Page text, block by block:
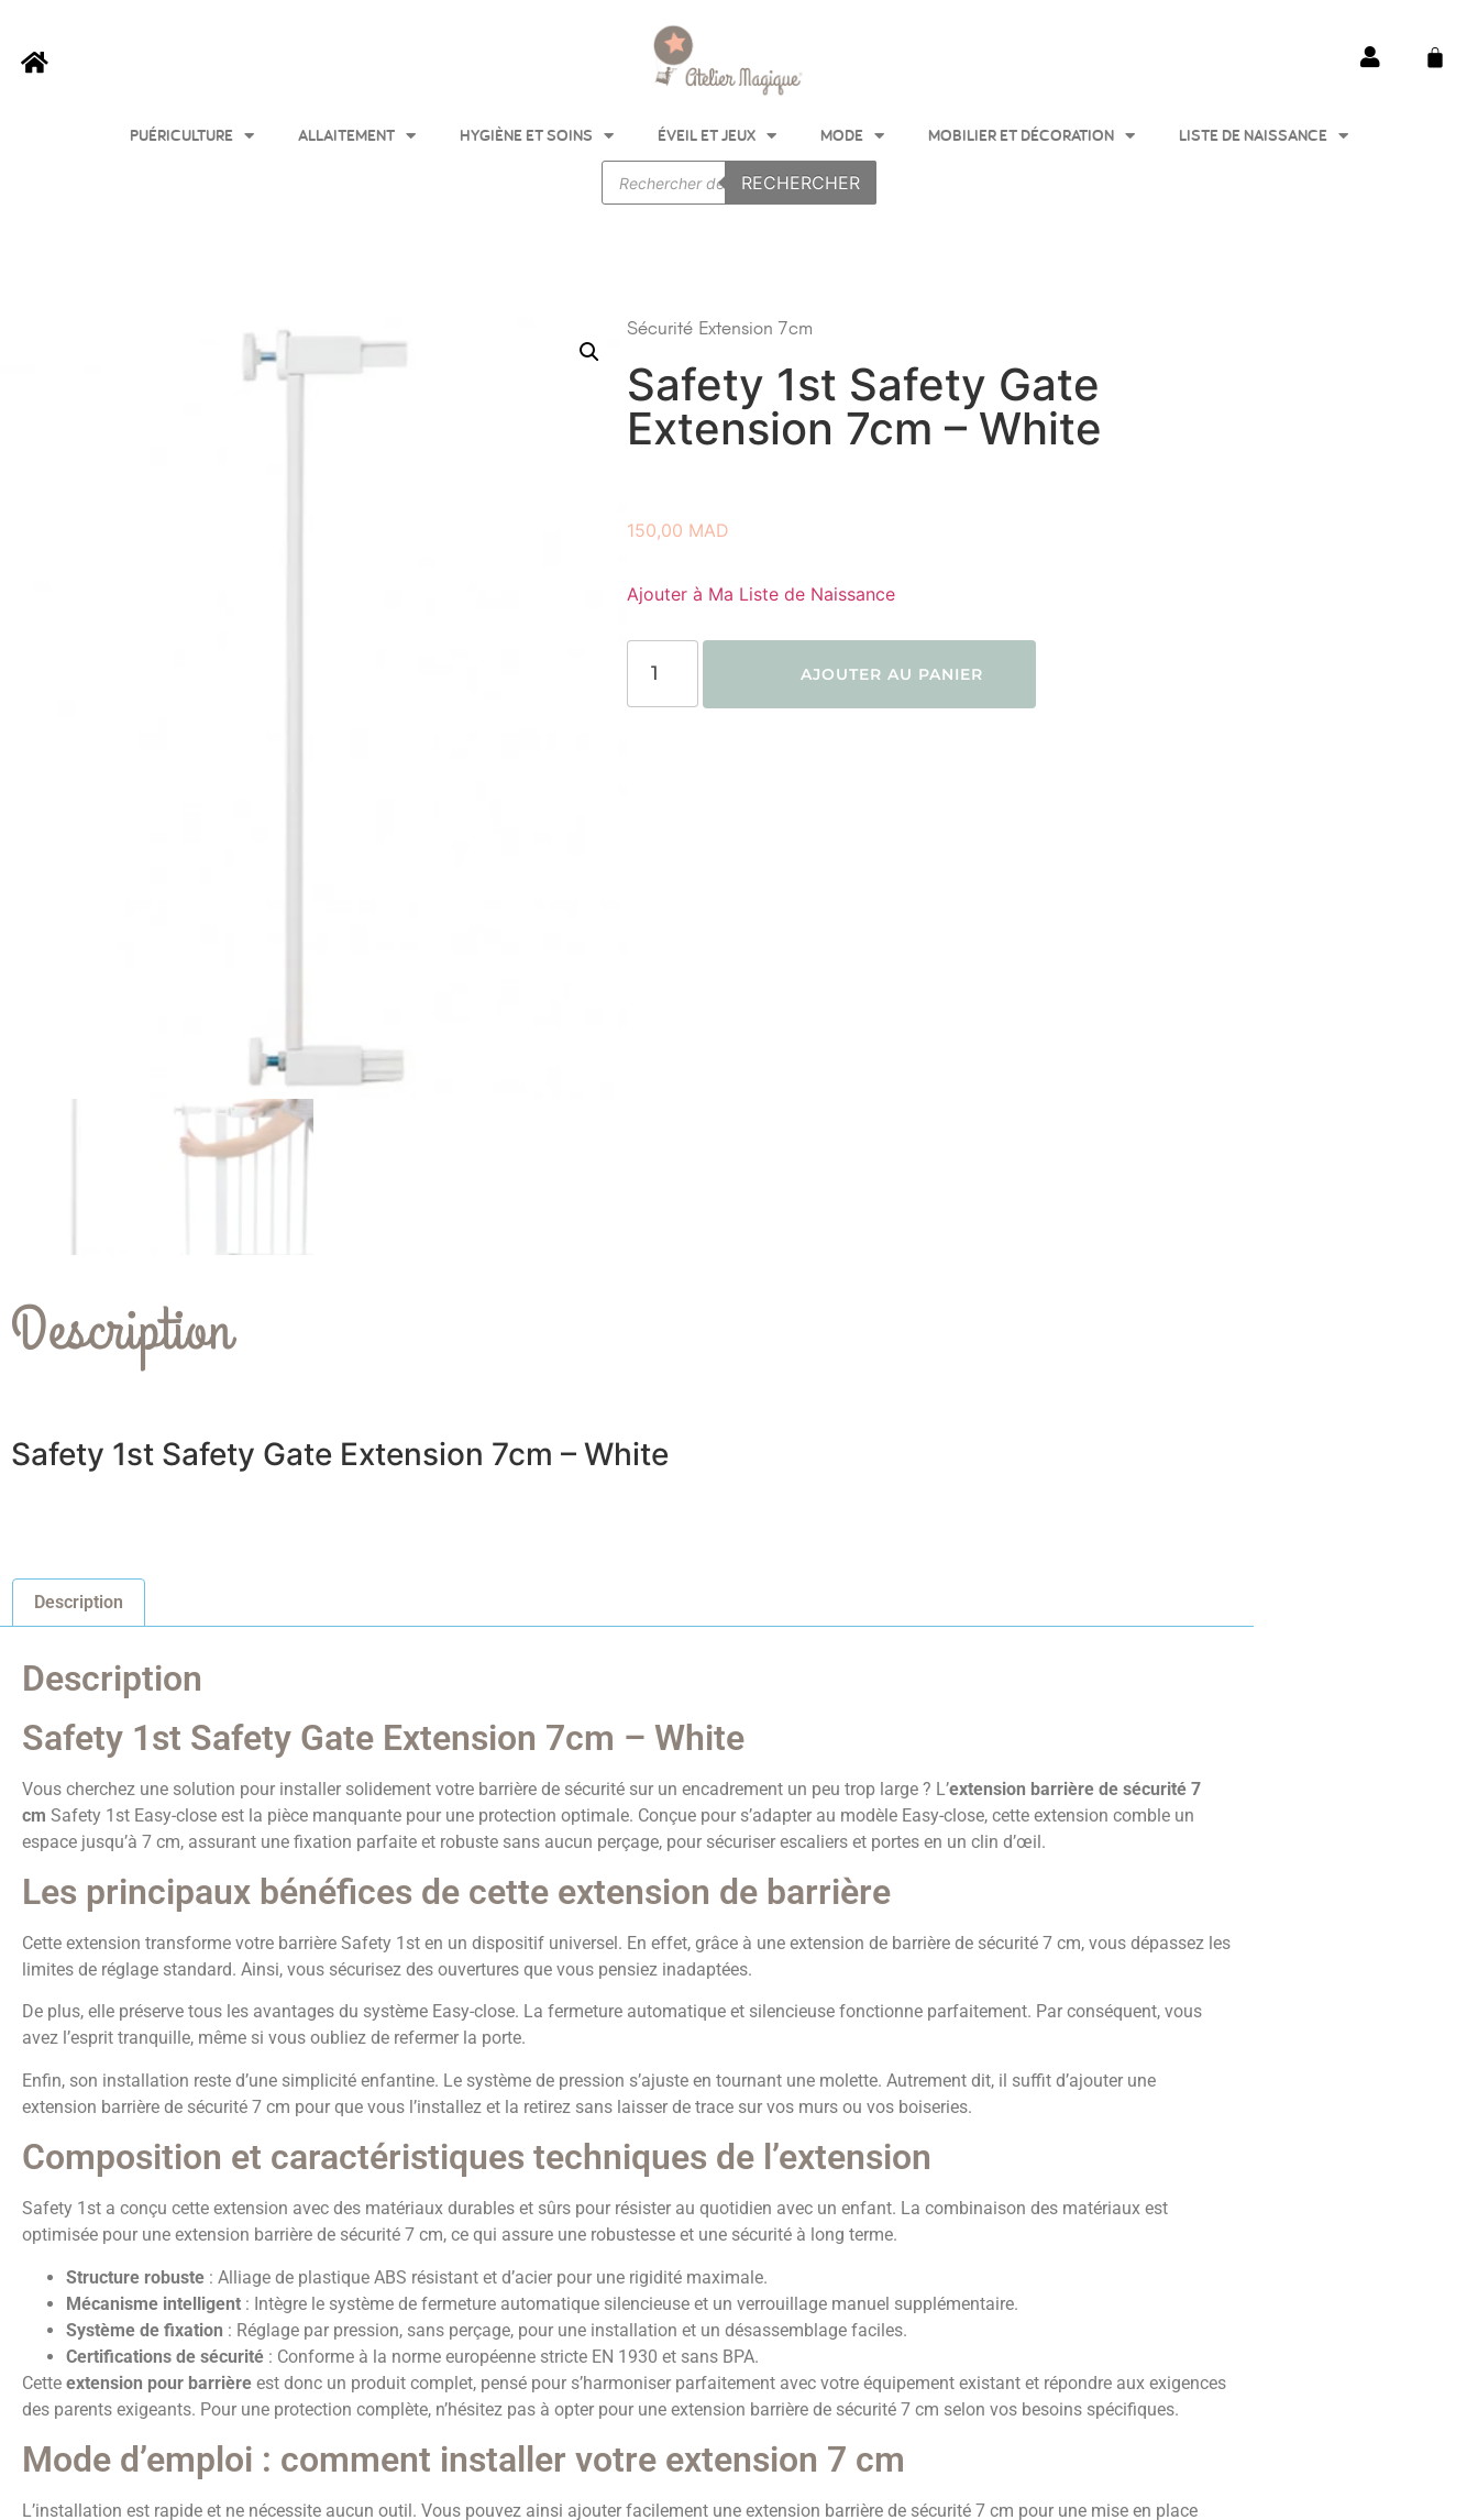
PUÉRICULTURE ALLAITEMENT HYGIÈNE ET SOINS ÉVEIL ET JEUX MODE MOBILIER ET DÉCORATION LISTE DE NAISSANCE
RECHERCHER
Sécurité Extension 7cm
Safety 1st Safety Gate
Extension 7cm – White
150,00 MAD
Ajouter à Ma Liste de Naissance
AJOUTER AU PANIER
Description
Safety 1st Safety Gate Extension 7cm – White
Description
Description
Safety 1st Safety Gate Extension 7cm – White
Vous cherchez une solution pour installer solidement votre barrière de sécurité sur un encadrement un peu trop large ? L’extension barrière de sécurité 7
cm Safety 1st Easy-close est la pièce manquante pour une protection optimale. Conçue pour s’adapter au modèle Easy-close, cette extension comble un
espace jusqu’à 7 cm, assurant une fixation parfaite et robuste sans aucun perçage, pour sécuriser escaliers et portes en un clin d’œil.
Les principaux bénéfices de cette extension de barrière
Cette extension transforme votre barrière Safety 1st en un dispositif universel. En effet, grâce à une extension de barrière de sécurité 7 cm, vous dépassez les
limites de réglage standard. Ainsi, vous sécurisez des ouvertures que vous pensiez inadaptées.
De plus, elle préserve tous les avantages du système Easy-close. La fermeture automatique et silencieuse fonctionne parfaitement. Par conséquent, vous
avez l’esprit tranquille, même si vous oubliez de refermer la porte.
Enfin, son installation reste d’une simplicité enfantine. Le système de pression s’ajuste en tournant une molette. Autrement dit, il suffit d’ajouter une
extension barrière de sécurité 7 cm pour que vous l’installez et la retirez sans laisser de trace sur vos murs ou vos boiseries.
Composition et caractéristiques techniques de l’extension
Safety 1st a conçu cette extension avec des matériaux durables et sûrs pour résister au quotidien avec un enfant. La combinaison des matériaux est
optimisée pour une extension barrière de sécurité 7 cm, ce qui assure une robustesse et une sécurité à long terme.
Structure robuste : Alliage de plastique ABS résistant et d’acier pour une rigidité maximale.
Mécanisme intelligent : Intègre le système de fermeture automatique silencieuse et un verrouillage manuel supplémentaire.
Système de fixation : Réglage par pression, sans perçage, pour une installation et un désassemblage faciles.
Certifications de sécurité : Conforme à la norme européenne stricte EN 1930 et sans BPA.
Cette extension pour barrière est donc un produit complet, pensé pour s’harmoniser parfaitement avec votre équipement existant et répondre aux exigences
des parents exigeants. Pour une protection complète, n’hésitez pas à opter pour une extension barrière de sécurité 7 cm selon vos besoins spécifiques.
Mode d’emploi : comment installer votre extension 7 cm
L’installation est rapide et ne nécessite aucun outil. Vous pouvez ainsi ajouter facilement une extension barrière de sécurité 7 cm pour une mise en place